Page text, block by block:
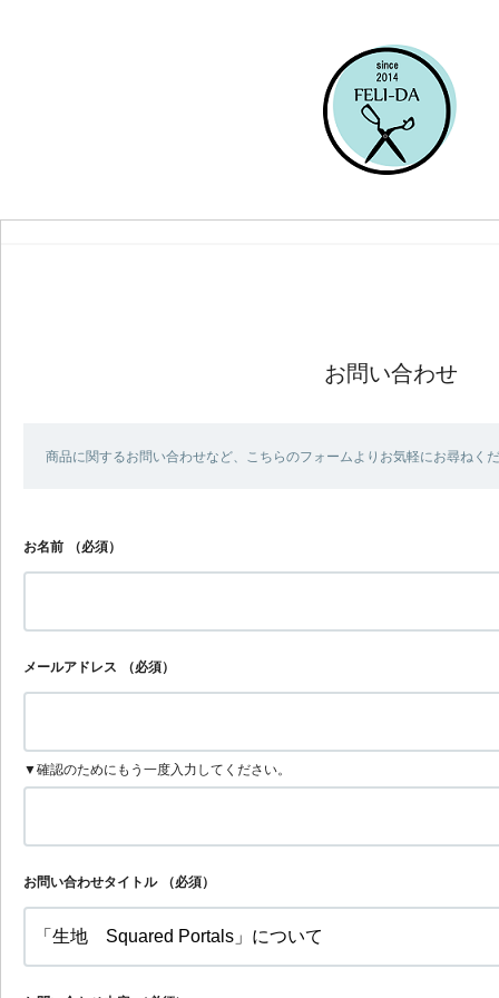
お問い合わせ
商品に関するお問い合わせなど、こちらのフォームよりお気軽にお尋ねく
お名前 （必須）
メールアドレス （必須）
▼確認のためにもう一度入力してください。
お問い合わせタイトル （必須）